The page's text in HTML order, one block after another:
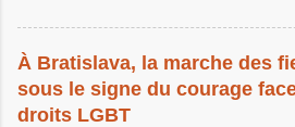
À Bratislava, la marche des
sous le signe du courage
droits LGBT